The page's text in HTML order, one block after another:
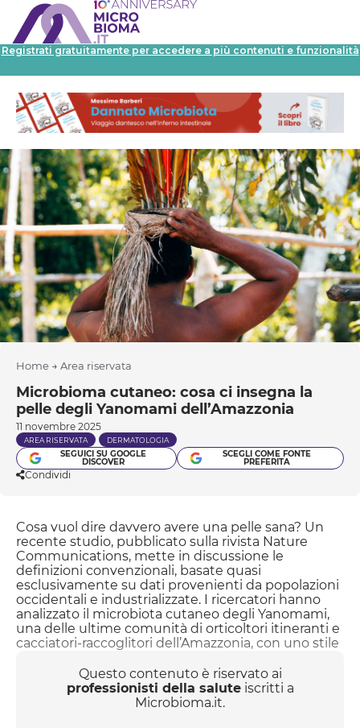
Registrati gratuitamente per accedere a più contenuti e funzionalità
Home → Area riservata
Microbioma cutaneo: cosa ci insegna la
pelle degli Yanomami dell’Amazzonia
11 novembre 2025
AREA RISERVATA DERMATOLOGIA
SEGUICI SU GOOGLE
DISCOVER
SCEGLI COME FONTE
PREFERITA
Condividi
Cosa vuol dire davvero avere una pelle sana? Un
recente studio, pubblicato sulla rivista Nature
Communications, mette in discussione le
definizioni convenzionali, basate quasi
esclusivamente su dati provenienti da popolazioni
occidentali e industrializzate. I ricercatori hanno
analizzato il microbiota cutaneo degli Yanomami,
una delle ultime comunità di orticoltori itineranti e
cacciatori-raccoglitori dell’Amazzonia, con uno stile
risultati hanno rivelato un ecosistema microbico
estremamente ricco e complesso, che include non
solo i batteri comuni anche nella pelle occidentale,
Questo contenuto è riservato ai
professionisti della saluteiscritti a
Microbioma.it.